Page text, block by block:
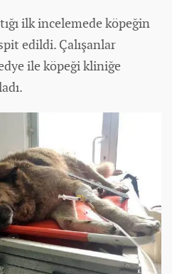
ilk incelemede köpeğin
edildi. Çalışanlar
ile köpeği kliniğe